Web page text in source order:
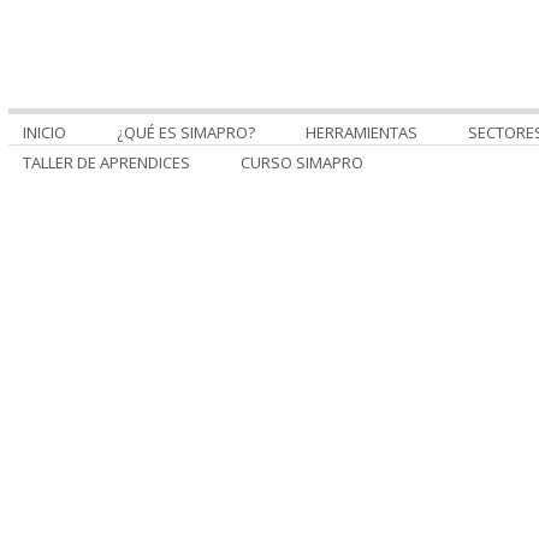
INICIO ¿QUÉ ES SIMAPRO? HERRAMIENTAS
TALLER DE APRENDICES
CURSO SIMAPRO